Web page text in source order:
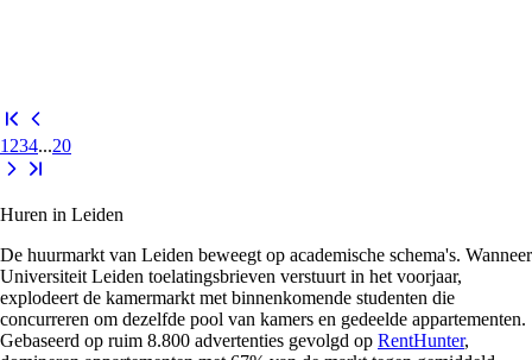
1 234...20
Huren in Leiden
De huurmarkt van Leiden beweegt op academische schema's. Wanneer
Universiteit Leiden toelatingsbrieven verstuurt in het voorjaar,
explodeert de kamermarkt met binnenkomende studenten die
concurreren om dezelfde pool van kamers en gedeelde appartementen.
Gebaseerd op ruim 8.800 advertenties gevolgd op RentHunter,